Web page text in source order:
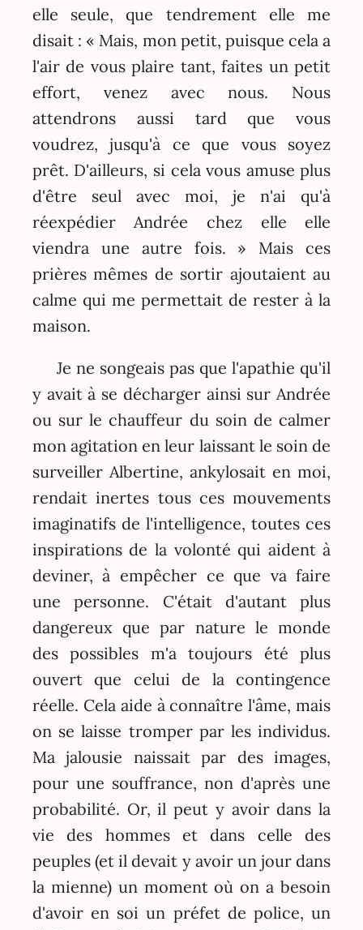
elle seule, que tendrement elle me
disait : « Mais, mon petit, puisque cela a
l'air de vous plaire tant, faites un petit
effort, venez avec nous. Nous
attendrons aussi tard que vous
voudrez, jusqu'à ce que vous soyez
prêt. D'ailleurs, si cela vous amuse plus
d'être seul avec moi, je n'ai qu'à
réexpédier Andrée chez elle elle
viendra une autre fois. » Mais ces
prières mêmes de sortir ajoutaient au
calme qui me permettait de rester à la
maison.
Je ne songeais pas que l'apathie qu'il
y avait à se décharger ainsi sur Andrée
ou sur le chauffeur du soin de calmer
mon agitation en leur laissant le soin de
surveiller Albertine, ankylosait en moi,
rendait inertes tous ces mouvements
imaginatifs de l'intelligence, toutes ces
inspirations de la volonté qui aident à
deviner, à empêcher ce que va faire
une personne. C'était d'autant plus
dangereux que par nature le monde
des possibles m'a toujours été plus
ouvert que celui de la contingence
réelle. Cela aide à connaître l'âme, mais
on se laisse tromper par les individus.
Ma jalousie naissait par des images,
pour une souffrance, non d'après une
probabilité. Or, il peut y avoir dans la
vie des hommes et dans celle des
peuples (et il devait y avoir un jour dans
la mienne) un moment où on a besoin
d'avoir en soi un préfet de police, un